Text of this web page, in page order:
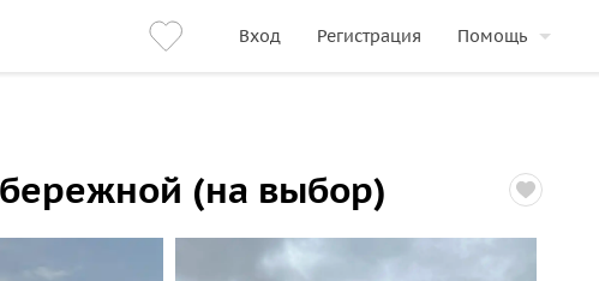
Вход Регистрация Помощь
(на выбор)